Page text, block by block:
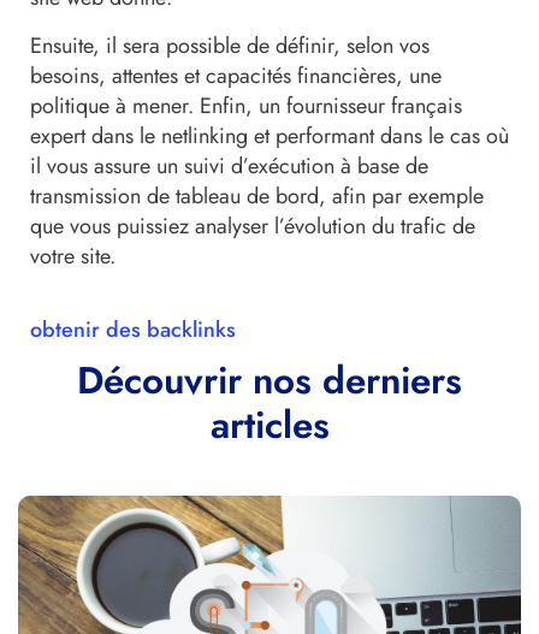
Ensuite, il sera possible de définir, selon vos
besoins, attentes et capacités financières, une
politique à mener. Enfin, un fournisseur français
expert dans le netlinking et performant dans le cas où
il vous assure un suivi d’exécution à base de
transmission de tableau de bord, afin par exemple
que vous puissiez analyser l’évolution du trafic de
votre site.
obtenir des backlinks
Découvrir nos derniers
articles